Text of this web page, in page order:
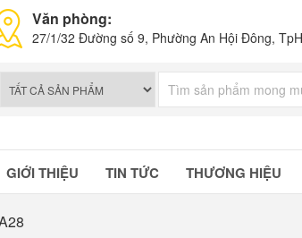
Văn phòng:
27/1/32 Đường số 9, Phường An Hội Đông,
GIỚI THIỆU TIN TỨC THƯƠNG HIỆU